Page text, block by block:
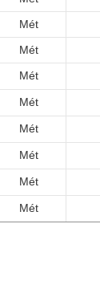
Mét
Mét
Mét
Mét
Mét
Mét
Mét
Mét